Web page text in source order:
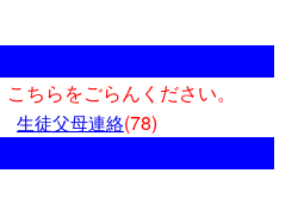
ちらをごらんください。
生徒父母連絡(78)